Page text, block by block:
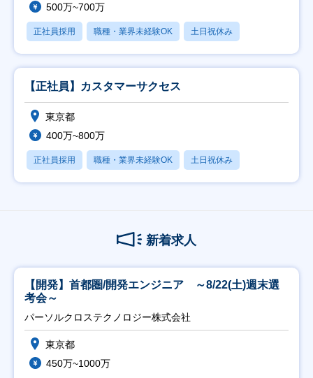
500万~700万
正社員採用 職種・業界未経験OK 土日祝休み
【正社員】カスタマーサクセス
東京都
400万~800万
正社員採用 職種・業界未経験OK 土日祝休み
新着求人
【開発】首都圏/開発エンジニア ～8/22(土)週末選
考会～
パーソルクロステクノロジー株式会社
東京都
450万~1000万